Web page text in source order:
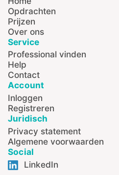
Opdrachten
Prijzen
Over ons
Service
Professional vinden
Help
Contact
Account
Inloggen
Registreren
Juridisch
Privacy statement
Algemene voorwaarden
Social
LinkedIn